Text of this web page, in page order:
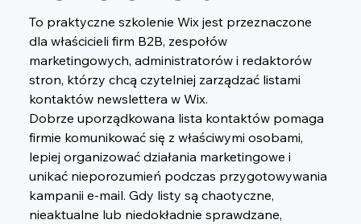
To praktyczne szkolenie Wix jest przeznaczone
dla właścicieli firm B2B, zespołów
marketingowych, administratorów i redaktorów
stron, którzy chcą czytelniej zarządzać listami
kontaktów newslettera w Wix.
Dobrze uporządkowana lista kontaktów pomaga
firmie komunikować się z właściwymi osobami,
lepiej organizować działania marketingowe i
unikać nieporozumień podczas przygotowywania
kampanii e-mail. Gdy listy są chaotyczne,
nieaktualne lub niedokładnie sprawdzane,